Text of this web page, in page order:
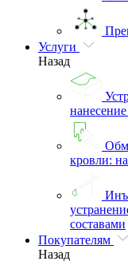
Услуги
Назад
кровли:
составами
Покупателям
Назад